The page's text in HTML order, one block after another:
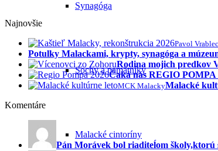
Synagóga
Sochy a pamätníky
Malacké cintoríny
Najnovšie
Pavol Vrablec
Potulky Malackami, krypty, synagóga a
Rodina mojich predkov
Čaká nás REGIO POMPA
MCK MalackyMalacké
Komentáre
Pán Morávek bol riaditeĺom školy,ktorú